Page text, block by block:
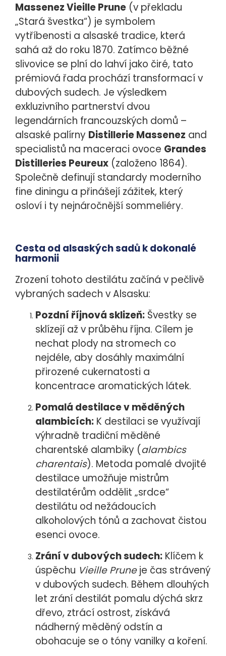
Massenez Vieille Prune (v překladu
„Stará švestka“) je symbolem
vytříbenosti a alsaské tradice, která
sahá až do roku 1870. Zatímco běžné
slivovice se plní do lahví jako čiré, tato
prémiová řada prochází transformací v
dubových sudech. Je výsledkem
exkluzivního partnerství dvou
legendárních francouzských domů –
alsaské palírny Distillerie Massenez and
specialistů na maceraci ovoce Grandes
Distilleries Peureux (založeno 1864).
Společně definují standardy moderního
fine diningu a přinášejí zážitek, který
osloví i ty nejnáročnější sommeliéry.
Cesta od alsaských sadů k dokonalé
harmonii
Zrození tohoto destilátu začíná v pečlivě
vybraných sadech v Alsasku:
Pozdní říjnová sklizeň: Švestky se
sklízejí až v průběhu října. Cílem je
nechat plody na stromech co
nejdéle, aby dosáhly maximální
přirozené cukernatosti a
koncentrace aromatických látek.
Pomalá destilace v měděných
alambicích: K destilaci se využívají
výhradně tradiční měděné
charentské alambiky (alambics
charentais). Metoda pomalé dvojité
destilace umožňuje mistrům
destilatérům oddělit „srdce“
destilátu od nežádoucích
alkoholových tónů a zachovat čistou
esenci ovoce.
Zrání v dubových sudech: Klíčem k
úspěchu Vieille Pruneje čas strávený
v dubových sudech. Během dlouhých
let zrání destilát pomalu dýchá skrz
dřevo, ztrácí ostrost, získává
nádherný měděný odstín a
obohacuje se o tóny vanilky a koření.